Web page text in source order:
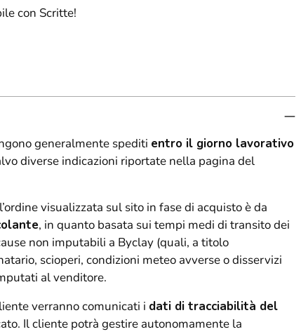
con Scritte!
generalmente spediti entro il giorno lavorativo
diverse indicazioni riportate nella pagina del
visualizzata sul sito in fase di acquisto è da
, in quanto basata sui tempi medi di transito dei
non imputabili a Byclay (quali, a titolo
scioperi, condizioni meteo avverse o disservizi
al venditore.
verranno comunicati i dati di tracciabilità del
Il cliente potrà gestire autonomamente la